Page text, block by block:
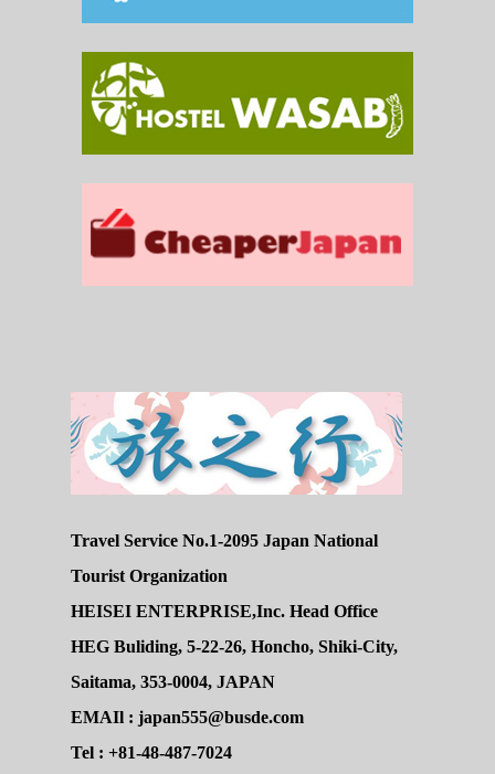
Travel Service No.1-2095 Japan National
Tourist Organization
HEISEI ENTERPRISE,Inc. Head Office
HEG Buliding, 5-22-26, Honcho, Shiki-City,
Saitama, 353-0004, JAPAN
EMAIl : japan555@busde.com
Tel : +81-48-487-7024